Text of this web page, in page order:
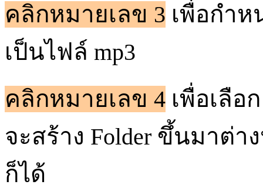
คลิกหมายเลข 3 เพื่อกำ
เป็นไฟล์ mp3
คลิกหมายเลข 4 เพื่อเลือ
จะสร้าง Folder ขึ้นมาต่า
ก็ได้